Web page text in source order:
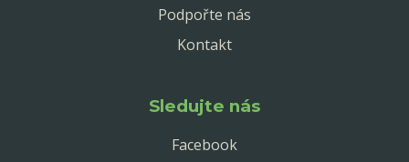
Podpořte nás
Kontakt
Sledujte nás
Facebook